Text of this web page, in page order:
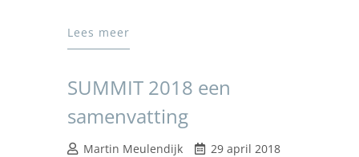
Lees meer
SUMMIT 2018 een
samenvatting
Martin Meulendijk 29 april 2018